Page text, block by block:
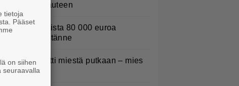
kansansairauteen
Eurojackpotista 80 000 euroa
Suomeen – tänne
Poliisi kuljetti miestä putkaan – mies
kuoli
tietoja
Pääset
on siihen
seuraavalla